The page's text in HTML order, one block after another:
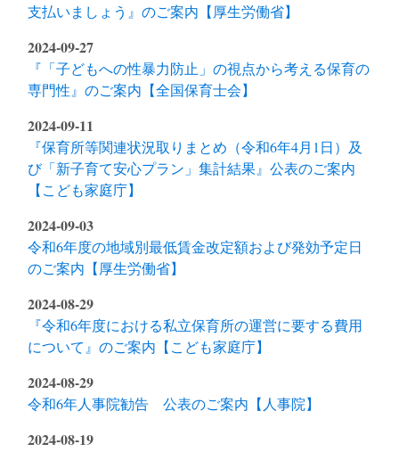
支払いましょう』のご案内【厚生労働省】
2024-09-27
『「子どもへの性暴力防止」の視点から考える保育の
専門性』のご案内【全国保育士会】
2024-09-11
『保育所等関連状況取りまとめ（令和6年4月1日）及
び「新子育て安心プラン」集計結果』公表のご案内
【こども家庭庁】
2024-09-03
令和6年度の地域別最低賃金改定額および発効予定日
のご案内【厚生労働省】
2024-08-29
『令和6年度における私立保育所の運営に要する費用
について』のご案内【こども家庭庁】
2024-08-29
令和6年人事院勧告 公表のご案内【人事院】
2024-08-19